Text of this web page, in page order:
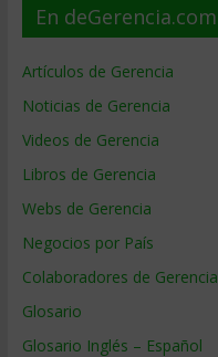
En deGerencia.com
Artículos de Gerencia
Noticias de Gerencia
Videos de Gerencia
Libros de Gerencia
Webs de Gerencia
Negocios por País
Colaboradores de Gerencia
Glosario
Glosario Inglés – Español